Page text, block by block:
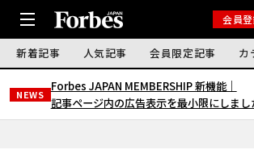
会員
新着記事 人気記事 会員限定記事 カ
NEWS
Forbes JAPAN MEMBERSHIP 新機能｜
記事ページ内の広告表示を最小限にしまし